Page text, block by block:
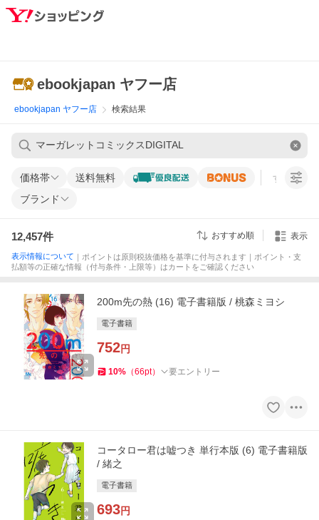
ebookjapan ヤフー店
ebookjapan ヤフー店 検索結果
価格帯 送料無料 すべての条
ブランド
12,457件 おすすめ順 表示
表示情報について ｜ポイントは原則税抜価格を基準に付与されます｜ポイント・支
払額等の正確な情報（付与条件・上限等）はカートをご確認ください
200m先の熱 (16) 電子書籍版 / 桃森ミヨシ
電子書籍
752円
10% （66pt） 要エントリー
コータロー君は嘘つき 単行本版 (6) 電子書籍版
/ 緒之
電子書籍
693円